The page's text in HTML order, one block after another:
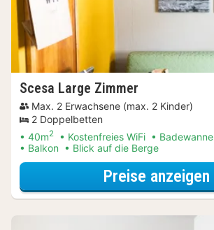
Scesa Large Zimmer
Max. 2 Erwachsene (max. 2 Kinder)
2 Doppelbetten
40m2 Kostenfreies WiFi Badewanne
Balkon
Blick auf die Berge
Preise anzeigen